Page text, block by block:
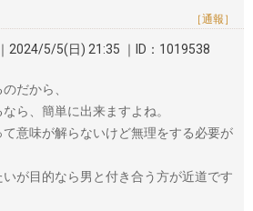
［通報］
2024/5/5(日) 21:35 ｜ID：1019538
だから、
ら、簡単に出来ますよね。
意味が解らないけど無理をする必要が
が目的なら男と付き合う方が近道です